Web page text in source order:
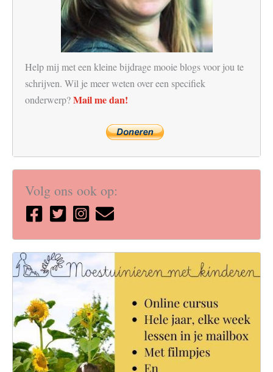
Help mij met een kleine bijdrage mooie blogs voor jou te
schrijven. Wil je meer weten over een specifiek
onderwerp?Mail me dan!
Volg ons ook op: